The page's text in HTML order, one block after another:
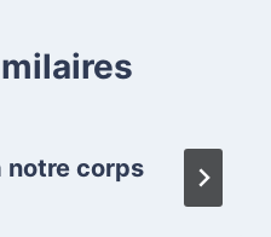
notre corps